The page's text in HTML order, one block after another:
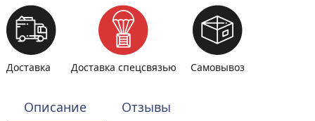
Доставка Доставка спецсвязью Самовывоз
Описание Отзывы